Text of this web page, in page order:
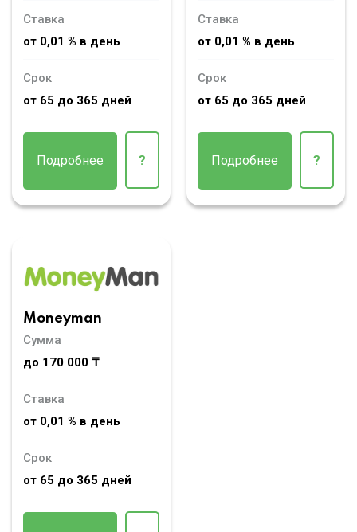
Ставка
от 0,01 % в день
Срок
от 65 до 365 дней
Подробнее ?
Ставка
от 0,01 % в день
Срок
от 65 до 365 дней
Подробнее ?
Moneyman
Сумма
до 170 000 ₸
Ставка
от 0,01 % в день
Срок
от 65 до 365 дней